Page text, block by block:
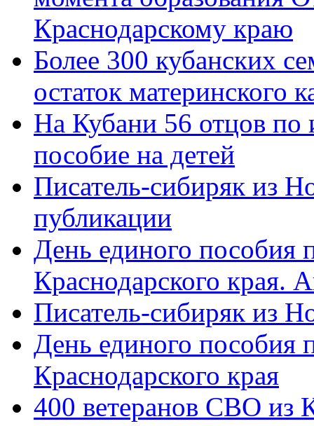
Краснодарскому краю
Более 300 кубанских
остаток материнского
На Кубани 56 отцов по
пособие на детей
Писатель-сибиряк из
публикации
День единого пособия
Краснодарского края.
Писатель-сибиряк из
День единого пособия
Краснодарского края
400 ветеранов СВО из